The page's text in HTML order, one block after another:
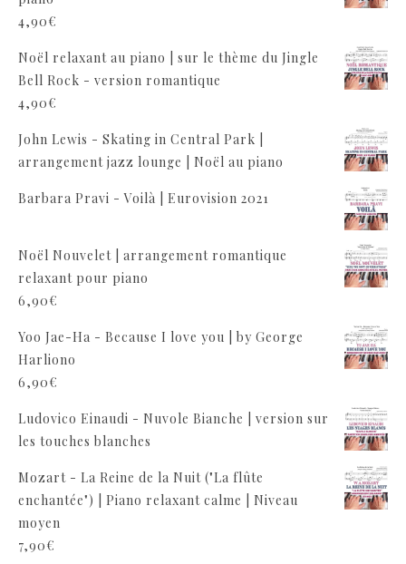
4,90€
Noël relaxant au piano | sur le thème du Jingle
Bell Rock - version romantique
4,90€
John Lewis - Skating in Central Park |
arrangement jazz lounge | Noël au piano
Barbara Pravi - Voilà | Eurovision 2021
Noël Nouvelet | arrangement romantique
relaxant pour piano
6,90€
Yoo Jae-Ha - Because I love you | by George
Harliono
6,90€
Ludovico Einaudi - Nuvole Bianche | version sur
les touches blanches
Mozart - La Reine de la Nuit ("La flûte
enchantée") | Piano relaxant calme | Niveau
moyen
7,90€